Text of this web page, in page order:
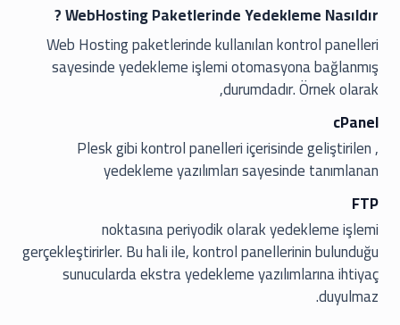
WebHosting Paketlerinde Yedekleme Nasıldır ?
Web Hosting paketlerinde kullanılan kontrol panelleri
sayesinde yedekleme işlemi otomasyona bağlanmış
durumdadır. Örnek olarak,
cPanel
, Plesk gibi kontrol panelleri içerisinde geliştirilen
yedekleme yazılımları sayesinde tanımlanan
FTP
noktasına periyodik olarak yedekleme işlemi
gerçekleştirirler. Bu hali ile, kontrol panellerinin bulunduğu
sunucularda ekstra yedekleme yazılımlarına ihtiyaç
duyulmaz.